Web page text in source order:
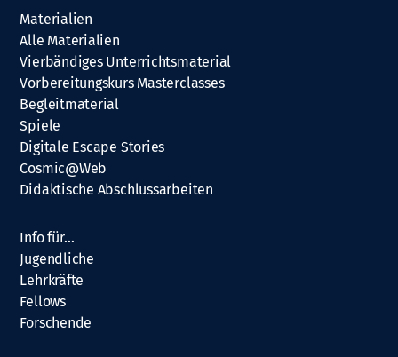
Materialien
Alle Materialien
Vierbändiges Unterrichtsmaterial
Vorbereitungskurs Masterclasses
Begleitmaterial
Spiele
Digitale Escape Stories
Cosmic@Web
Didaktische Abschlussarbeiten
Info für…
Jugendliche
Lehrkräfte
Fellows
Forschende